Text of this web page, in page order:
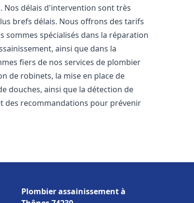
Nos délais d'intervention sont très
brefs délais. Nous offrons des tarifs
sommes spécialisés dans la réparation
ainsi que dans la
fiers de nos services de plombier
de robinets, la mise en place de
douches, ainsi que la détection de
des recommandations pour prévenir
Plombier assainissement à